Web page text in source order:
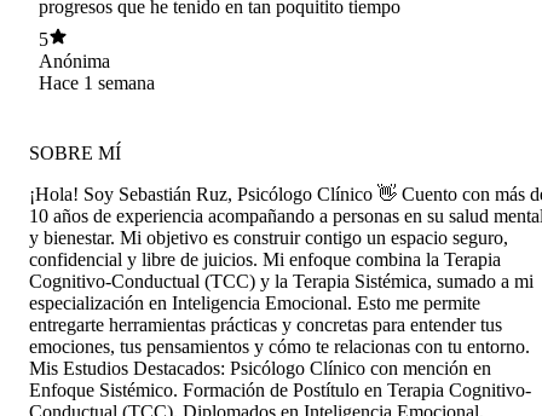
progresos que he tenido en tan poquitito tiempo
5
Anónima
Hace 1 semana
SOBRE MÍ
¡Hola! Soy Sebastián Ruz, Psicólogo Clínico 👋 Cuento con más
10 años de experiencia acompañando a personas en su salud
y bienestar. Mi objetivo es construir contigo un espacio seguro,
confidencial y libre de juicios. Mi enfoque combina la Terapia
Cognitivo-Conductual (TCC) y la Terapia Sistémica, sumado a mi
especialización en Inteligencia Emocional. Esto me permite
entregarte herramientas prácticas y concretas para entender tus
emociones, tus pensamientos y cómo te relacionas con tu entorno.
Mis Estudios Destacados: Psicólogo Clínico con mención en
Enfoque Sistémico. Formación de Postítulo en Terapia Cognitivo-
Conductual (TCC). Diplomados en Inteligencia Emocional,